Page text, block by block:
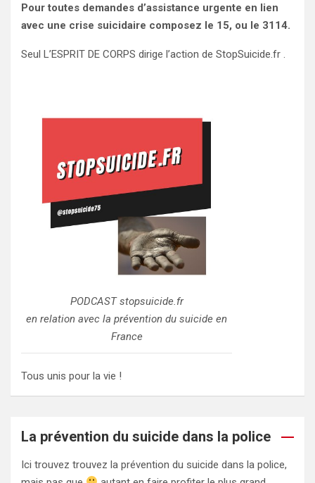
Pour toutes demandes d’assistance urgente en lien
avec une crise suicidaire composez le 15, ou le 3114.
Seul L’ESPRIT DE CORPS dirige l’action de StopSuicide.fr .
PODCAST stopsuicide.fr
en relation avec la prévention du suicide en
France
Tous unis pour la vie !
La prévention du suicide dans la police
Ici trouvez trouvez la prévention du suicide dans la police,